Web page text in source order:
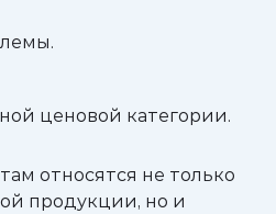
ценовой категории.
относятся не только
продукции, но и